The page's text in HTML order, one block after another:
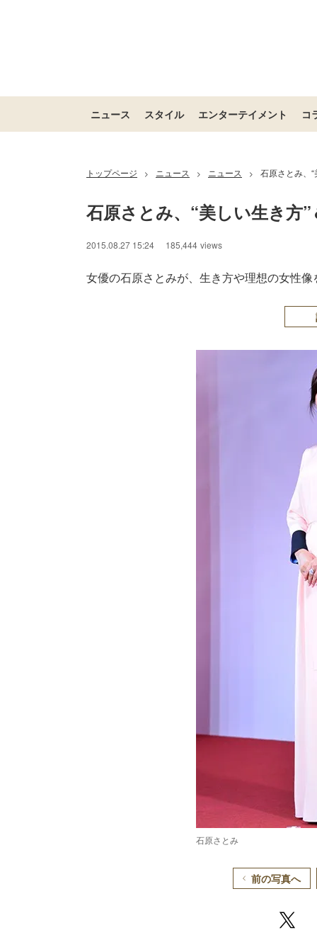
ニュース スタイル エンターテイメント コ
トップページ > ニュース > ニュース > 石原さとみ、
石原さとみ、“美しい生き方
2015.08.27 15:24 185,444 views
女優の石原さとみが、生き方や理想の女性像
石原さとみ
前の写真へ